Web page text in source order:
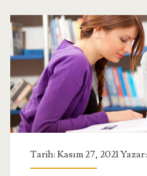
Tarih: Kasım 27, 2021 Yazar: